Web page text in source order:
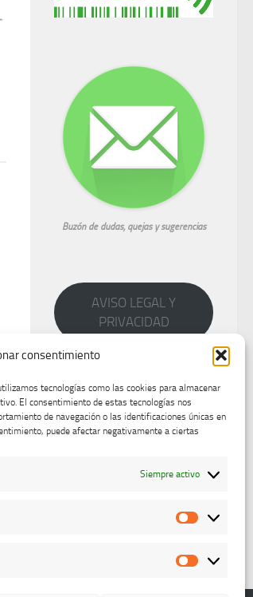
consentimiento
tecnologías como las cookies para almacenar
El consentimiento de estas tecnologías nos
de navegación o las identificaciones únicas en
puede afectar negativamente a ciertas
Siempre activo
Marketing
Buzón de dudas, quejas y sugerencias
AVISO LEGAL Y
PRIVACIDAD